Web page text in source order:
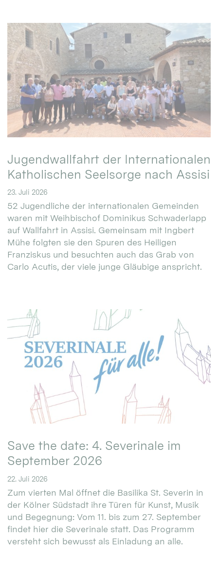
Jugendwallfahrt der Internationalen
Katholischen Seelsorge nach Assisi
23. Juli 2026
52 Jugendliche der internationalen Gemeinden
waren mit Weihbischof Dominikus Schwaderlapp
auf Wallfahrt in Assisi. Gemeinsam mit Ingbert
Mühe folgten sie den Spuren des Heiligen
Franziskus und besuchten auch das Grab von
Carlo Acutis, der viele junge Gläubige anspricht.
Save the date: 4. Severinale im
September 2026
22. Juli 2026
Zum vierten Mal öffnet die Basilika St. Severin in
der Kölner Südstadt ihre Türen für Kunst, Musik
und Begegnung: Vom 11. bis zum 27. September
findet hier die Severinale statt. Das Programm
versteht sich bewusst als Einladung an alle.